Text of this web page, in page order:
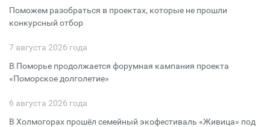
Поможем разобраться в проектах, которые не прошли
конкурсный отбор
7 августа 2026 года
В Поморье продолжается форумная кампания проекта
«Поморское долголетие»
6 августа 2026 года
В Холмогорах прошёл семейный экофестиваль «Живица» под